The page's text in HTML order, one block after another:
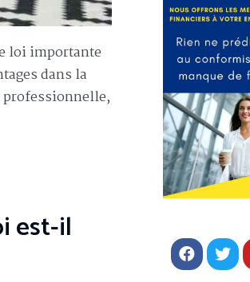
loi importante
dans la
professionnelle,
est-il